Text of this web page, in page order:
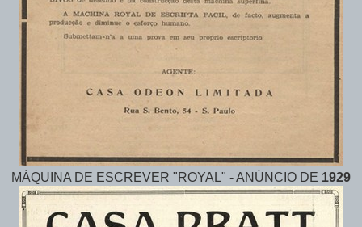
MÁQUINA DE ESCREVER "ROYAL" - ANÚNCIO DE 1929